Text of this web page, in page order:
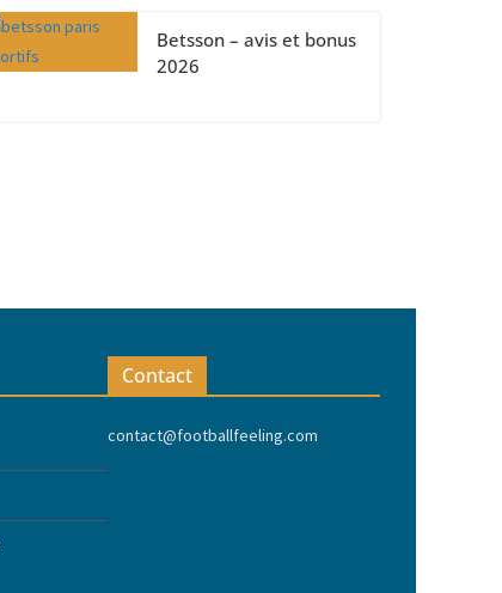
Betsson – avis et bonus
2026
Contact
contact@footballfeeling.com